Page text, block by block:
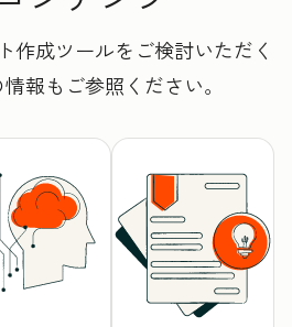
作成ツールをご検討いただく
報もご参照ください。